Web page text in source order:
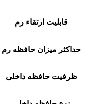
قابلیت ارتقاء رم
حداکثر میزان حافظه رم
ظرفیت حافظه داخلی